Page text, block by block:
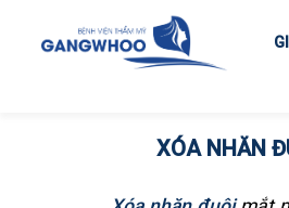
XÓA NHĂN